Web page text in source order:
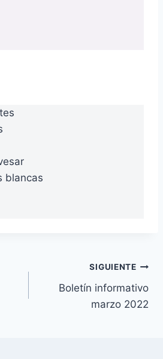
blancas
SIGUIENTE
Boletín informativo
marzo 2022